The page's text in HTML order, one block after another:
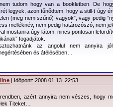
tudom hogy van a bookletben. De
legyek, azon tűnődtem, hogy a still-t úgy
(meg nem szűnő) vagyok”, vagy pedig
melléknév, nem pedig határozószó, nem
mostanra úgy látom, nincs pontosan
fogadjátok.
az angolul nem annyira
és átélésében…
| Időpont: 2008.01.13. 22:53
azért annyira nem vészes, hogy
Titeket…